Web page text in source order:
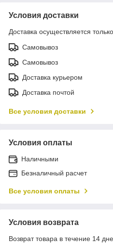
Условия доставки
Доставка осуществляется
Самовывоз
Самовывоз
Доставка курьером
Доставка почтой
Все условия доставки
Условия оплаты
Наличными
Безналичный расчет
Все условия оплаты
Условия возврата
Возврат товара в течение 14